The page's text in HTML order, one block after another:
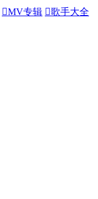
MV专辑 歌手大全